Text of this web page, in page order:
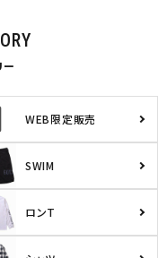
ー
WEB限定販売
SWIM
ロンT